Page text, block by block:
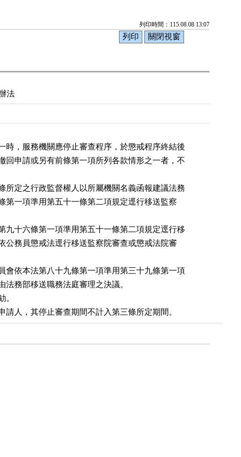
列印時間：115.08.08 13:07
法
時，服務機關應停止審查程序，於懲戒程序終結後
回申請或另有前條第一項所列各款情形之一者，不
所定之行政監督權人以所屬機關名義函報建議法務
條第一項準用第五十一條第二項規定逕行移送監察
九十六條第一項準用第五十一條第二項規定逕行移
依公務員懲戒法逕行移送監察院審查或懲戒法院審
會依本法第八十九條第一項準用第三十九條第一項
法務部移送職務法庭審理之決議。
。
請人，其停止審查期間不計入第三條所定期間。